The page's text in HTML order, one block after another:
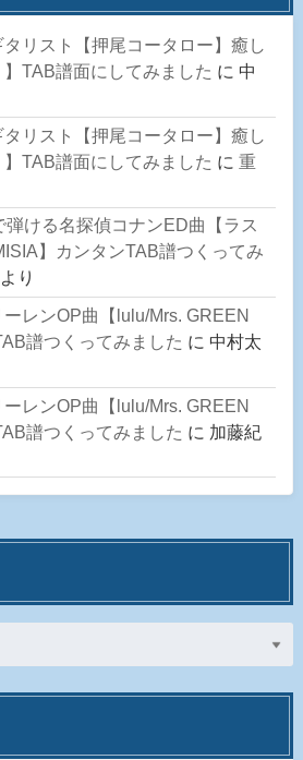
リスト【押尾コータロー】癒し
TAB譜面にしてみました に 中
リスト【押尾コータロー】癒し
TAB譜面にしてみました に 重
ける名探偵コナンED曲【ラス
】カンタンTAB譜つくってみ
より
レンOP曲【lulu/Mrs. GREEN
譜つくってみました に 中村太
レンOP曲【lulu/Mrs. GREEN
譜つくってみました に 加藤紀